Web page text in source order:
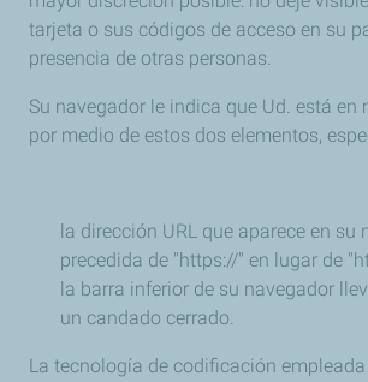
tarjeta o sus códigos de acceso en su
presencia de otras personas.
Su navegador le indica que Ud. está en
por medio de estos dos elementos,
la dirección URL que aparece en su
precedida de "https://" en lugar de
la barra inferior de su navegador
un candado cerrado.
La tecnología de codificación